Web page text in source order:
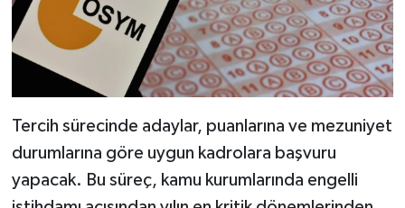
Tercih sürecinde adaylar, puanlarına ve mezuniyet
durumlarına göre uygun kadrolara başvuru
yapacak. Bu süreç, kamu kurumlarında engelli